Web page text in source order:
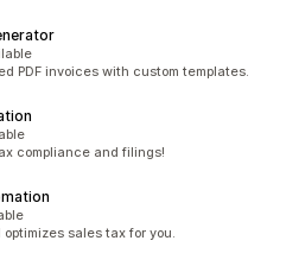
PDF invoices with custom templates.
compliance and filings!
sales tax for you.